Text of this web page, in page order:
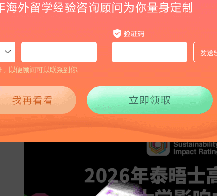
2026年泰晤士高等教育世界大学影响力排名
1222 2026-06-24 15:10